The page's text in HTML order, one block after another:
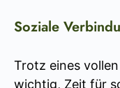
Soziale
Trotz eines
wichtig, Zeit für